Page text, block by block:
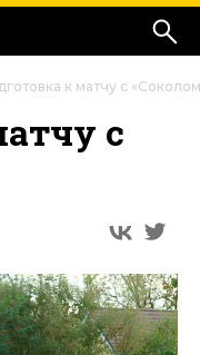
к матчу с
с